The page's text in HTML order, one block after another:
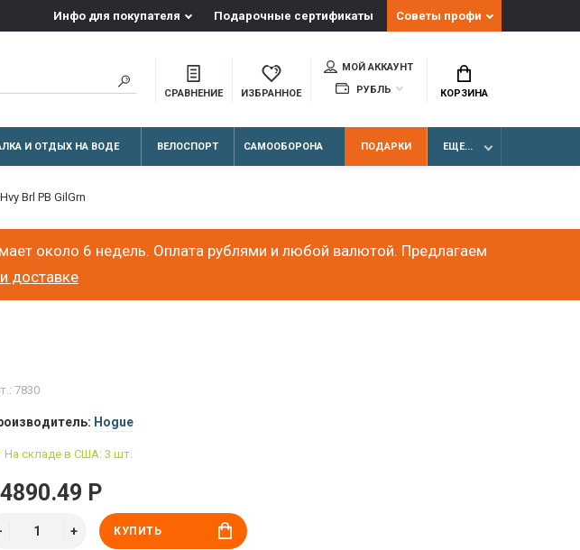
Инфо для покупателя Подарочные сертификаты Советы профи
СРАВНЕНИЕ ИЗБРАННОЕ
МОЙ АККАУНТ
РУБЛЬ
КОРЗИНА
И ОТДЫХ НА ВОДЕ ВЕЛОСПОРТ САМООБОРОНА ПОДАРКИ ЕЩЕ...
Brl PB GilGrn
около 6 недель. Оплата рублями и любой валютой. Предлагаем
доставке
7830
Hogue
На складе в США: 3 шт.
Р
КУПИТЬ